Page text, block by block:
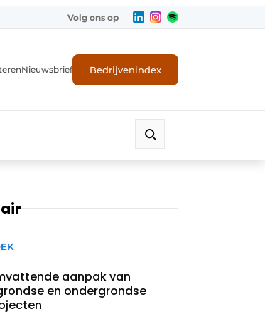
Volg ons op
Nieuwsbrief Bedrijvenindex
aanpak van
en ondergrondse